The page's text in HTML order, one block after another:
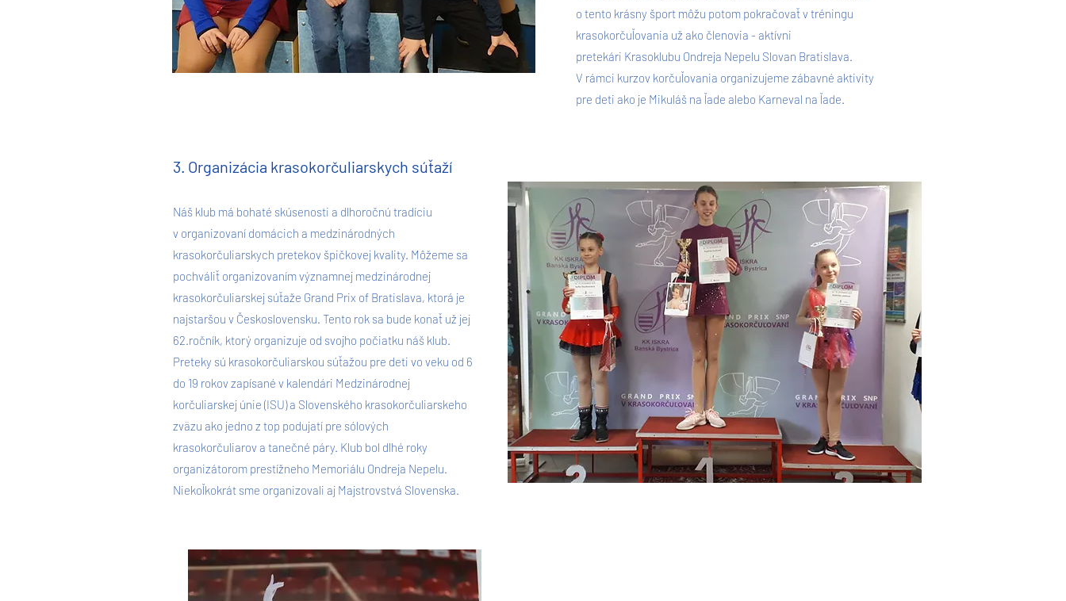
o tento krásny šport môžu potom pokračovať v tréningu
krasokorčuľovania už ako členovia - aktívni
pretekári Krasoklubu Ondreja Nepelu Slovan Bratislava.
V rámci kurzov korčuľovania organizujeme zábavné aktivity
pre deti ako je Mikuláš na ľade alebo Karneval na ľade.
3. Organizácia krasokorčuliarskych súťaží
Náš klub má bohaté skúsenosti a dlhoročnú tradíciu
v organizovaní domácich a medzinárodných
krasokorčuliarskych pretekov špičkovej kvality. Môžeme sa
pochváliť organizovaním významnej medzinárodnej
krasokorčuliarskej súťaže Grand Prix of Bratislava, ktorá je
najstaršou v Československu. Tento rok sa bude konať už jej
62.ročník, ktorý organizuje od svojho počiatku náš klub.
Preteky sú krasokorčuliarskou súťažou pre deti vo veku od 6
do 19 rokov zapísané v kalendári Medzinárodnej
korčuliarskej únie (ISU) a Slovenského krasokorčuliarskeho
zväzu ako jedno z top podujatí pre sólových
krasokorčuliarov a tanečné páry. Klub bol dlhé roky
organizátorom prestížneho Memoriálu Ondreja Nepelu.
Niekoľkokrát sme organizovali aj Majstrovstvá Slovenska.